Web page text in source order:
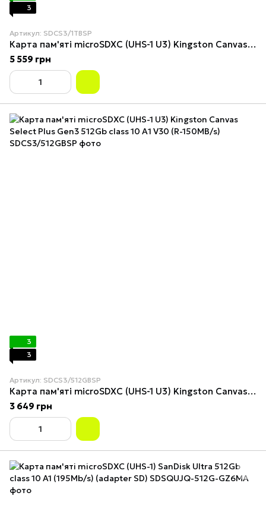
3
Артикул: SDCS3/1TBSP
Карта пам'яті microSDXC (UHS-1 U3) Kingston Canvas Select Plus Gen3 1Tb class 10 А1 V30 (R-150MB/s)
5 559 грн
3
3
Артикул: SDCS3/512GBSP
Карта пам'яті microSDXC (UHS-1 U3) Kingston Canvas Select Plus Gen3 512Gb class 10 А1 V30 (R-150MB/s)
3 649 грн